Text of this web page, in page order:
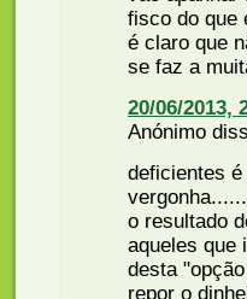
fisco do que
é claro que
se faz a
20/06/2013,
Anónimo
deficientes
o resultado
aqueles que
desta
repor o